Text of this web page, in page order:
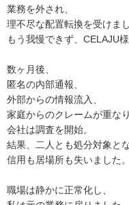
業務を外され、
理不尽な配置転換を受けまし
もう我慢できず、CELAJU
数ヶ月後、
匿名の内部通報、
外部からの情報流入、
家庭からのクレームが重なり
会社は調査を開始。
結果、二人とも処分対象とな
信用も居場所も失いました。
職場は静かに正常化し、